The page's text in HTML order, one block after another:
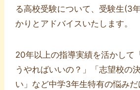
る高校受験について、受験生(3
かりとアドバイスいたします。
20年以上の指導実績を活かして
うやればいいの？」「志望校の
い」など中学3年生特有の悩み